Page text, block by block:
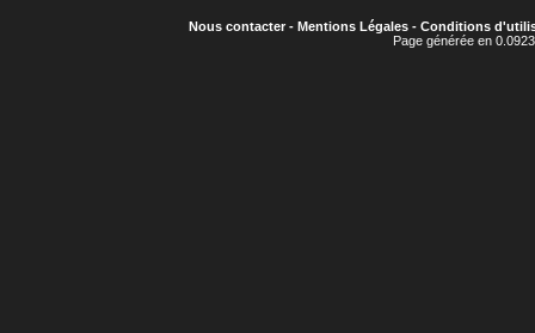
Nous contacter- Mentions Légales- Conditions
Page générée en